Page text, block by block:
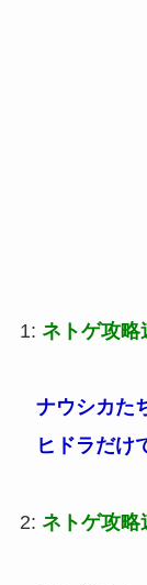
1: ネトゲ攻略
ナウシカた
ヒドラだけ
2: ネトゲ攻略